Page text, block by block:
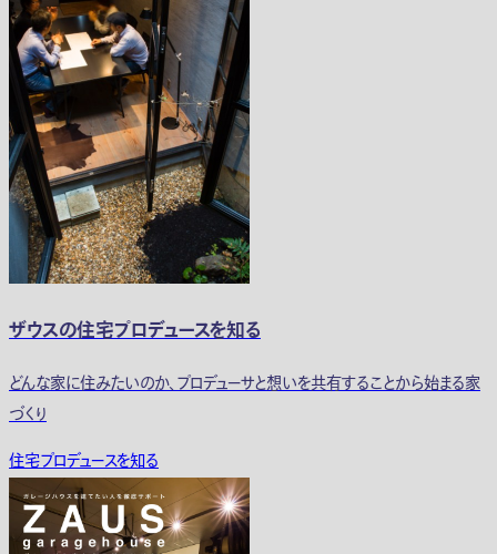
ザウスの住宅プロデュースを知る
どんな家に住みたいのか、プロデューサと想いを共有することから始まる家
づくり
住宅プロデュースを知る